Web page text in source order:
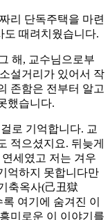
리 단독주택을 마련
도 때려치웠습니다.
해, 교수님으로부
설거리가 있어서 작
존함은 전부터 알고
했습니다.
로 기억합니다. 교
적으셨지요. 뒤늦게
세였고 저는 겨우
억하지 못합니다만
축옥사(己丑獄
여기에 숨겨진 이
미로운 이 이야기를